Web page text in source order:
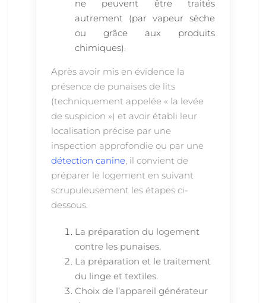
ne peuvent être traités
autrement (par vapeur sèche
ou grâce aux produits
chimiques).
Après avoir mis en évidence la
présence de punaises de lits
(techniquement appelée « la levée
de suspicion ») et avoir établi leur
localisation précise par une
inspection approfondie ou par une
détection canine, il convient de
préparer le logement en suivant
scrupuleusement les étapes ci-
dessous.
La préparation du logement
contre les punaises.
La préparation et le traitement
du linge et textiles.
Choix de l’appareil générateur